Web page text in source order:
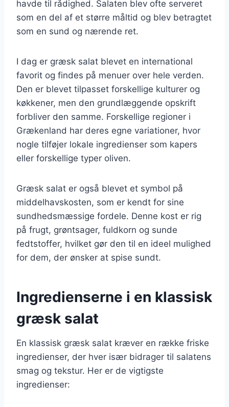
havde til rådighed. Salaten blev ofte serveret
som en del af et større måltid og blev betragtet
som en sund og nærende ret.
I dag er græsk salat blevet en international
favorit og findes på menuer over hele verden.
Den er blevet tilpasset forskellige kulturer og
køkkener, men den grundlæggende opskrift
forbliver den samme. Forskellige regioner i
Grækenland har deres egne variationer, hvor
nogle tilføjer lokale ingredienser som kapers
eller forskellige typer oliven.
Græsk salat er også blevet et symbol på
middelhavskosten, som er kendt for sine
sundhedsmæssige fordele. Denne kost er rig
på frugt, grøntsager, fuldkorn og sunde
fedtstoffer, hvilket gør den til en ideel mulighed
for dem, der ønsker at spise sundt.
Ingredienserne i en klassisk
græsk salat
En klassisk græsk salat kræver en række friske
ingredienser, der hver især bidrager til salatens
smag og tekstur. Her er de vigtigste
ingredienser: